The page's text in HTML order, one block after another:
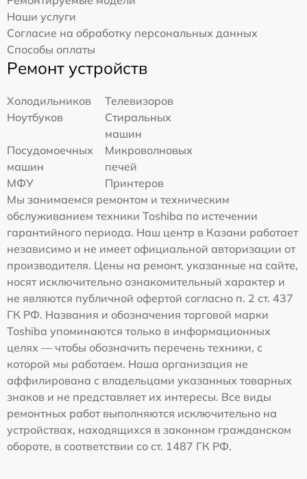
Наши услуги
Согласие на обработку персональных данных
Способы оплаты
Ремонт устройств
Холодильников
Телевизоров
Ноутбуков
Стиральных
машин
Посудомоечных
машин
Микроволновых
печей
МФУ
Принтеров
Мы занимаемся ремонтом и техническим
обслуживанием техники Toshiba по истечении
гарантийного периода. Наш центр в Казани работает
независимо и не имеет официальной авторизации от
производителя. Цены на ремонт, указанные на сайте,
носят исключительно ознакомительный характер и
не являются публичной офертой согласно п. 2 ст. 437
ГК РФ. Названия и обозначения торговой марки
Toshiba упоминаются только в информационных
целях — чтобы обозначить перечень техники, с
которой мы работаем. Наша организация не
аффилирована с владельцами указанных товарных
знаков и не представляет их интересы. Все виды
ремонтных работ выполняются исключительно на
устройствах, находящихся в законном гражданском
обороте, в соответствии со ст. 1487 ГК РФ.